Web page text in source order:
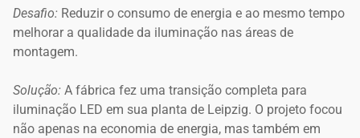
Desafio: Reduzir o consumo de energia e ao mesmo tempo
melhorar a qualidade da iluminação nas áreas de
montagem.
Solução: A fábrica fez uma transição completa para
iluminação LED em sua planta de Leipzig. O projeto focou
não apenas na economia de energia, mas também em